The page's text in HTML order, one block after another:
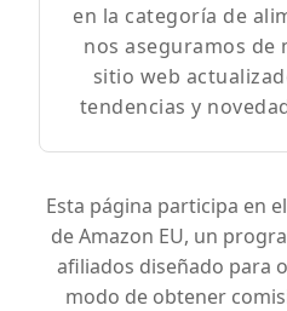
en la categoría de
nos aseguramos
sitio web
tendencias y
Esta página participa en
de Amazon EU, un
afiliados diseñado para
modo de obtener